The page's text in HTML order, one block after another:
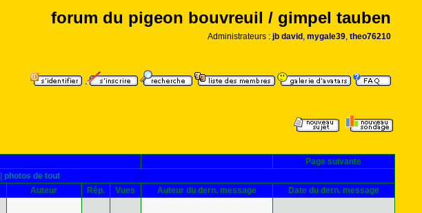
forum du pigeon bouvreuil / gimpel tauben
Administrateurs : jb david , mygale39, theo76210
Page suivante
photos de tout
Auteur Rép. Vues Auteur du dern. message Date du dern. message